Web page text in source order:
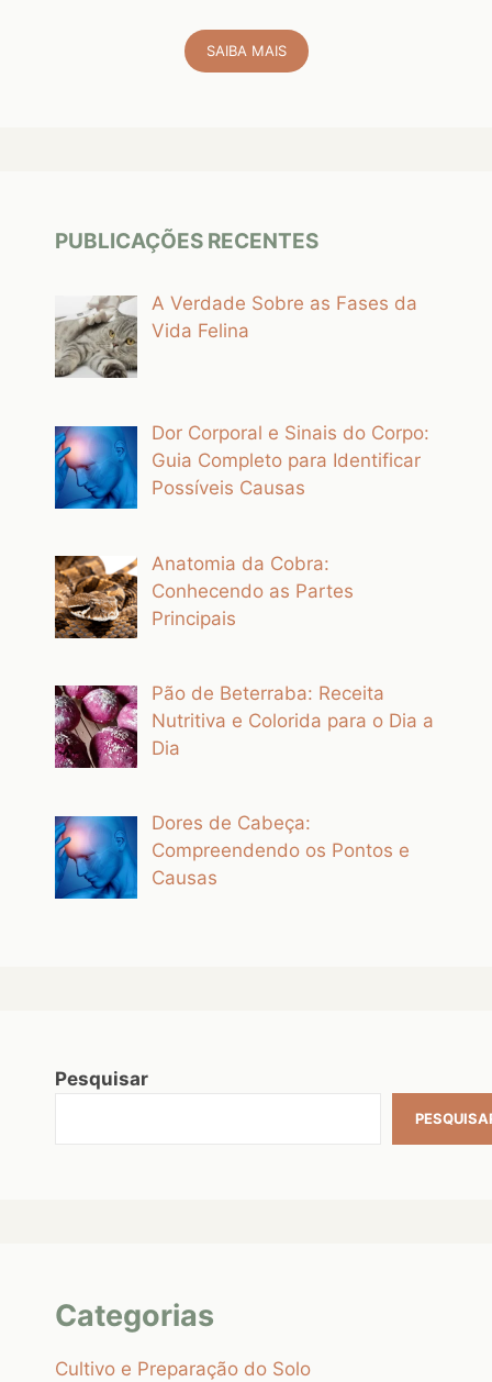
SAIBA MAIS
PUBLICAÇÕES RECENTES
A Verdade Sobre as Fases da
Vida Felina
Dor Corporal e Sinais do Corpo:
Guia Completo para Identificar
Possíveis Causas
Anatomia da Cobra:
Conhecendo as Partes
Principais
Pão de Beterraba: Receita
Nutritiva e Colorida para o Dia a
Dia
Dores de Cabeça:
Compreendendo os Pontos e
Causas
Pesquisar
Categorias
Cultivo e Preparação do Solo